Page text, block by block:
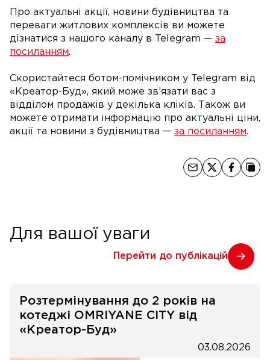
Про актуальні акції, новини будівництва та
переваги житлових комплексів ви можете
дізнатися з нашого каналу в Telegram — за
посиланням.
Скористайтеся ботом-помічником у Telegram від
«Креатор-Буд», який може зв’язати вас з
відділом продажів у декілька кліків. Також ви
можете отримати інформацію про актуальні ціни,
акції та новини з будівництва — за посиланням.
Для вашої уваги
Перейти до публікацій
Розтермінування до 2 років на
котеджі OMRIYANE CITY від
«Креатор-Буд»
03.08.2026